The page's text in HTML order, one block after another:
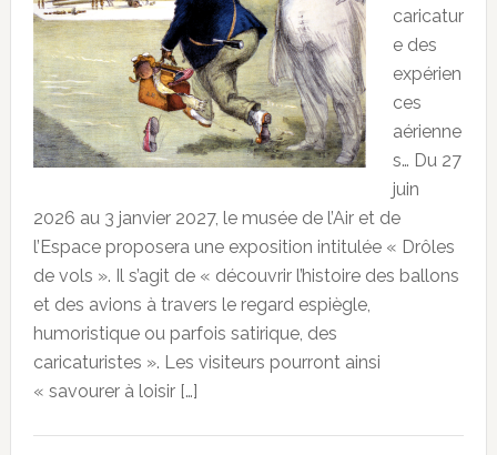
caricatur
e des
expérien
ces
aérienne
s… Du 27
juin
2026 au 3 janvier 2027, le musée de l’Air et de
l’Espace proposera une exposition intitulée « Drôles
de vols ». Il s’agit de « découvrir l’histoire des ballons
et des avions à travers le regard espiègle,
humoristique ou parfois satirique, des
caricaturistes ». Les visiteurs pourront ainsi
« savourer à loisir […]